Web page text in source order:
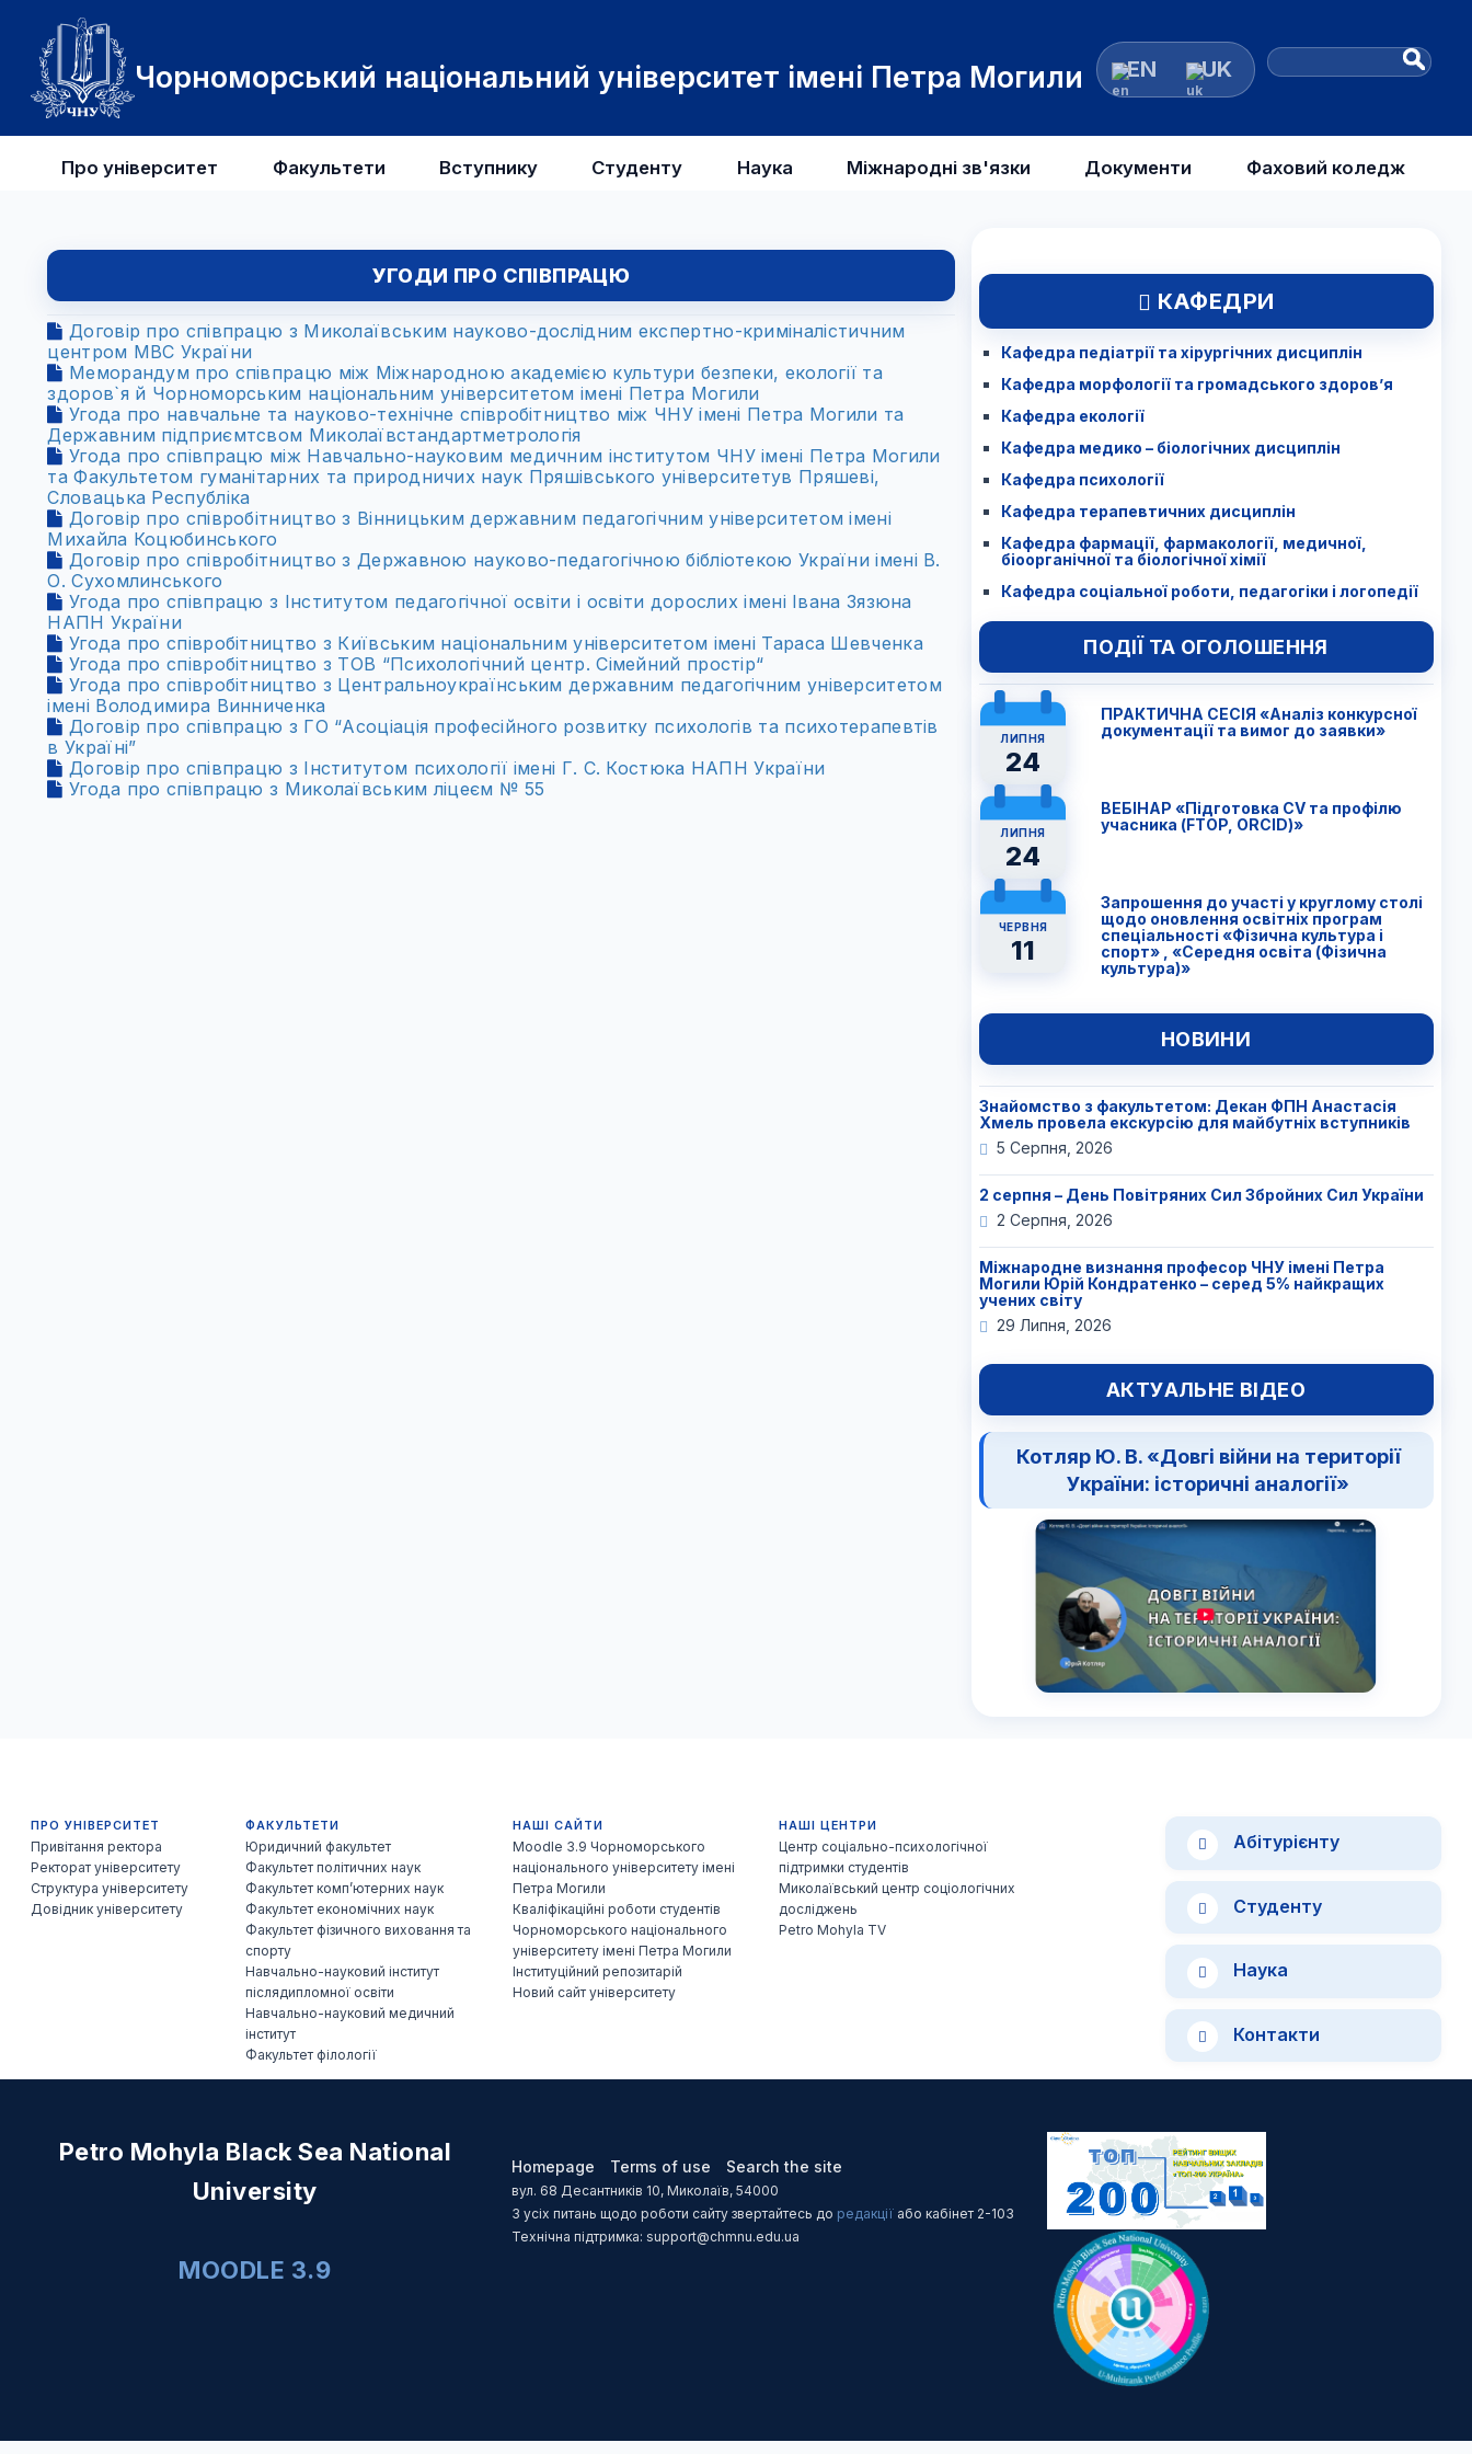
Чорноморський національний університет імені Петра Могили
Про університет Факультети Вступнику Студенту Наука Міжнародні зв'язки Документи Фаховий коледж
УГОДИ ПРО СПІВПРАЦЮ
Договір про співпрацю з Миколаївським науково-дослідним експертно-криміналістичним
центром МВС України
Меморандум про співпрацю між Міжнародною академією культури безпеки, екології та
здоров`я й Чорноморським національним університетом імені Петра Могили
Угода про навчальне та науково-технічне співробітництво між ЧНУ імені Петра Могили та
Державним підприємтсвом Миколаївстандартметрологія
Угода про співпрацю між Навчально-науковим медичним інститутом ЧНУ імені Петра Могили
та Факультетом гуманітарних та природничих наук Пряшівського університетув Пряшеві,
Словацька Республіка
Договір про співробітництво з Вінницьким державним педагогічним університетом імені
Михайла Коцюбинського
Договір про співробітництво з Державною науково-педагогічною бібліотекою України імені В.
О. Сухомлинського
Угода про співпрацю з Інститутом педагогічної освіти і освіти дорослих імені Івана Зязюна
НАПН України
Угода про співробітництво з Київським національним університетом імені Тараса Шевченка
Угода про співробітництво з ТОВ “Психологічний центр. Сімейний простір“
Угода про співробітництво з Центральноукраїнським державним педагогічним університетом
імені Володимира Винниченка
Договір про співпрацю з ГО “Асоціація професійного розвитку психологів та психотерапевтів
в Україні”
Договір про співпрацю з Інститутом психології імені Г. С. Костюка НАПН України
Угода про співпрацю з Миколаївським ліцеєм № 55
КАФЕДРИ
Кафедра педіатрії та хірургічних дисциплін
Кафедра морфології та громадського здоров’я
Кафедра екології
Кафедра медико – біологічних дисциплін
Кафедра психології
Кафедра терапевтичних дисциплін
Кафедра фармації, фармакології, медичної,
біоорганічної та біологічної хімії
Кафедра соціальної роботи, педагогіки і логопедії
ПОДІЇ ТА ОГОЛОШЕННЯ
ЛИПНЯ
24
ПРАКТИЧНА СЕСІЯ «Аналіз конкурсної
документації та вимог до заявки»
ЛИПНЯ
24
ВЕБІНАР «Підготовка CV та профілю
учасника (FTОP, ORCID)»
ЧЕРВНЯ
11
Запрошення до участі у круглому столі
щодо оновлення освітніх програм
спеціальності «Фізична культура і
спорт» , «Середня освіта (Фізична
культура)»
НОВИНИ
Знайомство з факультетом: Декан ФПН Анастасія
Хмель провела екскурсію для майбутніх вступників
5 Серпня, 2026
2 серпня – День Повітряних Сил Збройних Сил України
2 Серпня, 2026
Міжнародне визнання професор ЧНУ імені Петра
Могили Юрій Кондратенко – серед 5% найкращих
учених світу
29 Липня, 2026
АКТУАЛЬНЕ ВІДЕО
Котляр Ю. В. «Довгі війни на території
України: історичні аналогії»
ПРО УНІВЕРСИТЕТ
Привітання ректора
Ректорат університету
Структура університету
Довідник університету
ФАКУЛЬТЕТИ
Юридичний факультет
Факультет політичних наук
Факультет комп’ютерних наук
Факультет економічних наук
Факультет фізичного виховання та
спорту
Навчально-науковий інститут
післядипломної освіти
Навчально-науковий медичний
інститут
Факультет філології
НАШІ САЙТИ
Moodle 3.9 Чорноморського
національного університету імені
Петра Могили
Кваліфікаційні роботи студентів
Чорноморського національного
університету імені Петра Могили
Інституційний репозитарій
Новий сайт університету
НАШІ ЦЕНТРИ
Центр соціально-психологічної
підтримки студентів
Миколаївський центр соціологічних
досліджень
Petro Mohyla TV
Абітурієнту
Студенту
Наука
Контакти
Petro Mohyla Black Sea National
University
MOODLE 3.9
Homepage Terms of use Search the site
вул. 68 Десантників 10, Миколаїв, 54000
З усіх питань щодо роботи сайту звертайтесь до редакції або кабінет 2-103
Технічна підтримка: support@chmnu.edu.ua
EN UK